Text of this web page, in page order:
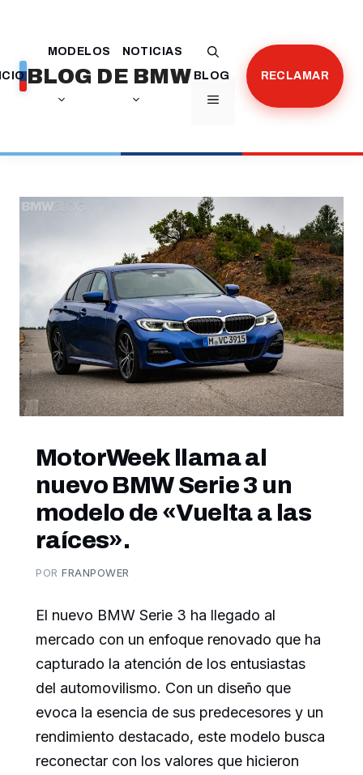
contenido
BLOG DE BMW
MENÚ
MODELOS
NOTICIAS
BLOG
RECLAMAR
MotorWeek llama al
nuevo BMW Serie 3 un
modelo de «Vuelta a las
raíces».
PORFRANPOWER
El nuevo BMW Serie 3 ha llegado al
mercado con un enfoque renovado que ha
capturado la atención de los entusiastas
del automovilismo. Con un diseño que
evoca la esencia de sus predecesores y un
rendimiento destacado, este modelo busca
reconectar con los valores que hicieron